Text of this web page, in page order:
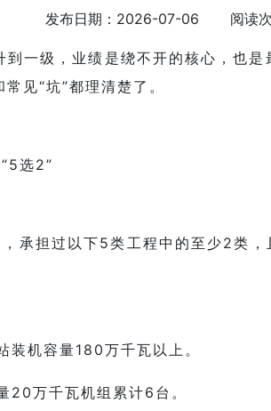
发布日期：2026-07-06 阅读次
一级，业绩是绕不开的核心，也是
见“坑”都理清楚了。
选2”
承担过以下5类工程中的至少2类，
机容量180万千瓦以上。
20万千瓦机组累计6台。